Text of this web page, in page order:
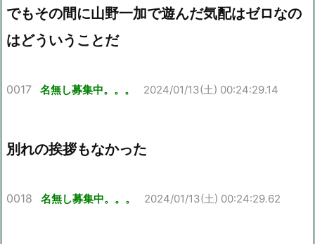
でもその間に山野一加で遊んだ気配はゼロなの
はどういうことだ
0017 名無し募集中。。。 2024/01/13(土) 00:24:29.14
別れの挨拶もなかった
0018 名無し募集中。。。 2024/01/13(土) 00:24:29.62